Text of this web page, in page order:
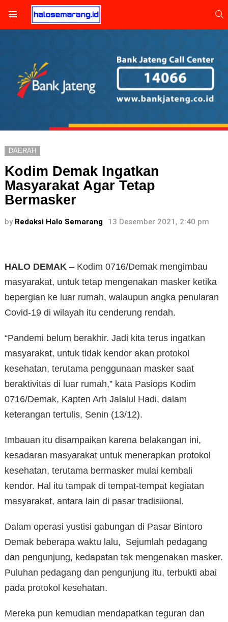
DAERAH
Kodim Demak Ingatkan
Masyarakat Agar Tetap
Bermasker
by Redaksi Halo Semarang 13 Desember 2021, 2:40 pm
HALO DEMAK – Kodim 0716/Demak mengimbau
masyarakat, untuk tetap mengenakan masker ketika
bepergian ke luar rumah, walaupun angka penularan
Covid-19 di wilayah itu cenderung rendah.
“Pandemi belum berakhir. Jadi kita terus ingatkan
masyarakat, untuk tidak kendor akan protokol
kesehatan, terutama penggunaan masker saat
beraktivitas di luar rumah,” kata Pasiops Kodim
0716/Demak, Kapten Arh Jalalul Hadi, dalam
keterangan tertulis, Senin (13/12).
Imbauan itu disampaikan karena belakangan ini,
kesadaran masyarakat untuk menerapkan protokol
kesehatan, terutama bermasker mulai kembali
kendor. Hal itu tampak di tempat-tempat kegiatan
masyarakat, antara lain di pasar tradisiional.
Dalam operasi yustisi gabungan di Pasar Bintoro
Demak beberapa waktu lalu, Sejumlah pedagang
dan pengunjung, kedapatan tak mengenakan masker.
Puluhan pedagang dan pengunjung itu, terbukti abai
pada protokol kesehatan.
Mereka pun kemudian mendapatkan teguran dan